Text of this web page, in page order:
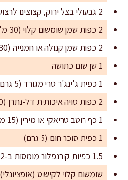
2 גבעולי בצל ירוק, קצוצים לרצועות באורך 5 ס"מ
2 כפות שמן שומשום קלוי (30 מ"ל)
2 כפות שמן קנולה או חמנייה (30 מ"ל) – להקפצה
1 שן שום כתושה
1 כפית ג'ינג'ר טרי מגורד (5 גרם)
2 כפות סויה איכותית דל-נתרן (30 מ"ל)
1 כף רוטב טריאקי או מירין (15 מ"ל)
1 כפית סוכר חום (5 גרם)
1.5 כפיות קורנפלור מומסות ב-2 כפות מים קרים
שומשום קלוי לקישוט (אופציונלי)